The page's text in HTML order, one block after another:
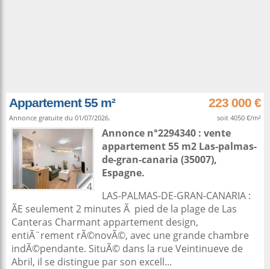
Appartement 55 m² 223 000 €
Annonce gratuite du 01/07/2026. soit 4050 €/m²
4
Annonce n°2294340 : vente
appartement 55 m2 Las-palmas-
de-gran-canaria (35007),
Espagne.
LAS-PALMAS-DE-GRAN-CANARIA :
ÃE seulement 2 minutes Ã pied de la plage de Las
Canteras Charmant appartement design,
entiÃ¨rement rÃ©novÃ©, avec une grande chambre
indÃ©pendante. SituÃ© dans la rue Veintinueve de
Abril, il se distingue par son excell...